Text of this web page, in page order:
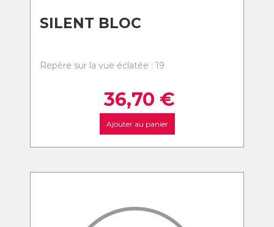
SILENT BLOC
Repère sur la vue éclatée : 19
36,70 €
Ajouter au panier